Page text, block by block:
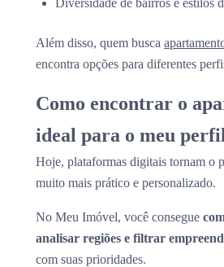
Diversidade de bairros e estilos
Além disso, quem busca
encontra opções para diferentes
Como encontrar o
ideal para o meu
Hoje, plataformas digitais tornam o
muito mais prático e personalizado.
No Meu Imóvel, você consegue
analisar regiões e filtrar
com suas prioridades.